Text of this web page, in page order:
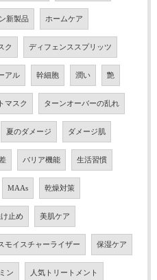
新製品 ホームケア
ク ディフェンススプリッツ
アル 幹細胞 潤い 艶
マスク ターンオーバーの乱れ
夏のダメージ ダメージ肌
バリア機能 生活習慣
MAAs 乾燥対策
け止め 美肌ケア
モイスチャーライザー 保湿ケア
ン 人気トリートメント